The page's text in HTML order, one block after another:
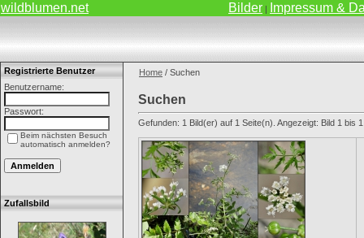
wildblumen.net Bilder | Impressum &
Registrierte Benutzer
Benutzername:
Passwort:
Beim nächsten Besuch
automatisch anmelden?
Zufallsbild
Home / Suchen
Suchen
Gefunden: 1 Bild(er) auf 1 Seite(n). Angezeigt: Bild 1 bis